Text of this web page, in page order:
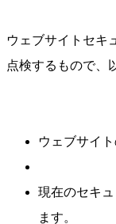
ウェブサイトセキ
点検するもので、
ウェブサイ
現在のセキ
ます。